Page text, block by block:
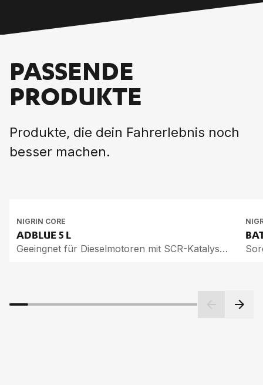
PASSENDE
PRODUKTE
Produkte, die dein Fahrerlebnis noch
besser machen.
NIGRIN CORE
AD­BLUE5 L
Geeingnet für Dieselmotoren mit SCR-Katalysator